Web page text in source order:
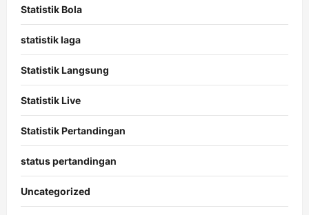
Statistik Bola
statistik laga
Statistik Langsung
Statistik Live
Statistik Pertandingan
status pertandingan
Uncategorized